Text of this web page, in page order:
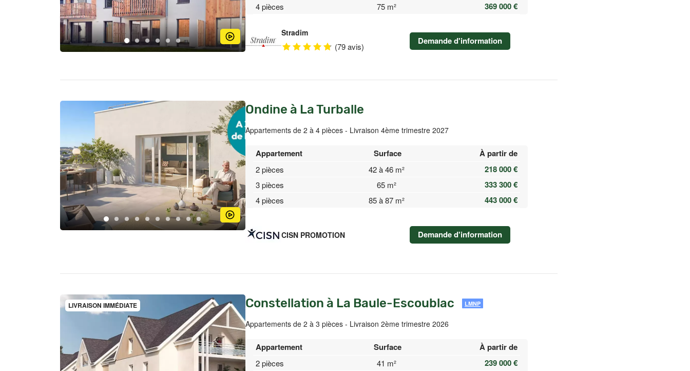
4 pièces 75 m² 369 000 €
Stradim
(79 avis) Demande d'information
Ondine à La Turballe
Appartements de 2 à 4 pièces - Livraison 4ème trimestre 2027
Appartement Surface À partir de
2 pièces 42 à 46 m² 218 000 €
3 pièces 65 m² 333 300 €
4 pièces 85 à 87 m² 443 000 €
CISN PROMOTION Demande d'information
LIVRAISON IMMÉDIATE Constellation à La Baule-Escoublac LMNP
Appartements de 2 à 3 pièces - Livraison 2ème trimestre 2026
Appartement Surface À partir de
2 pièces 41 m² 239 000 €